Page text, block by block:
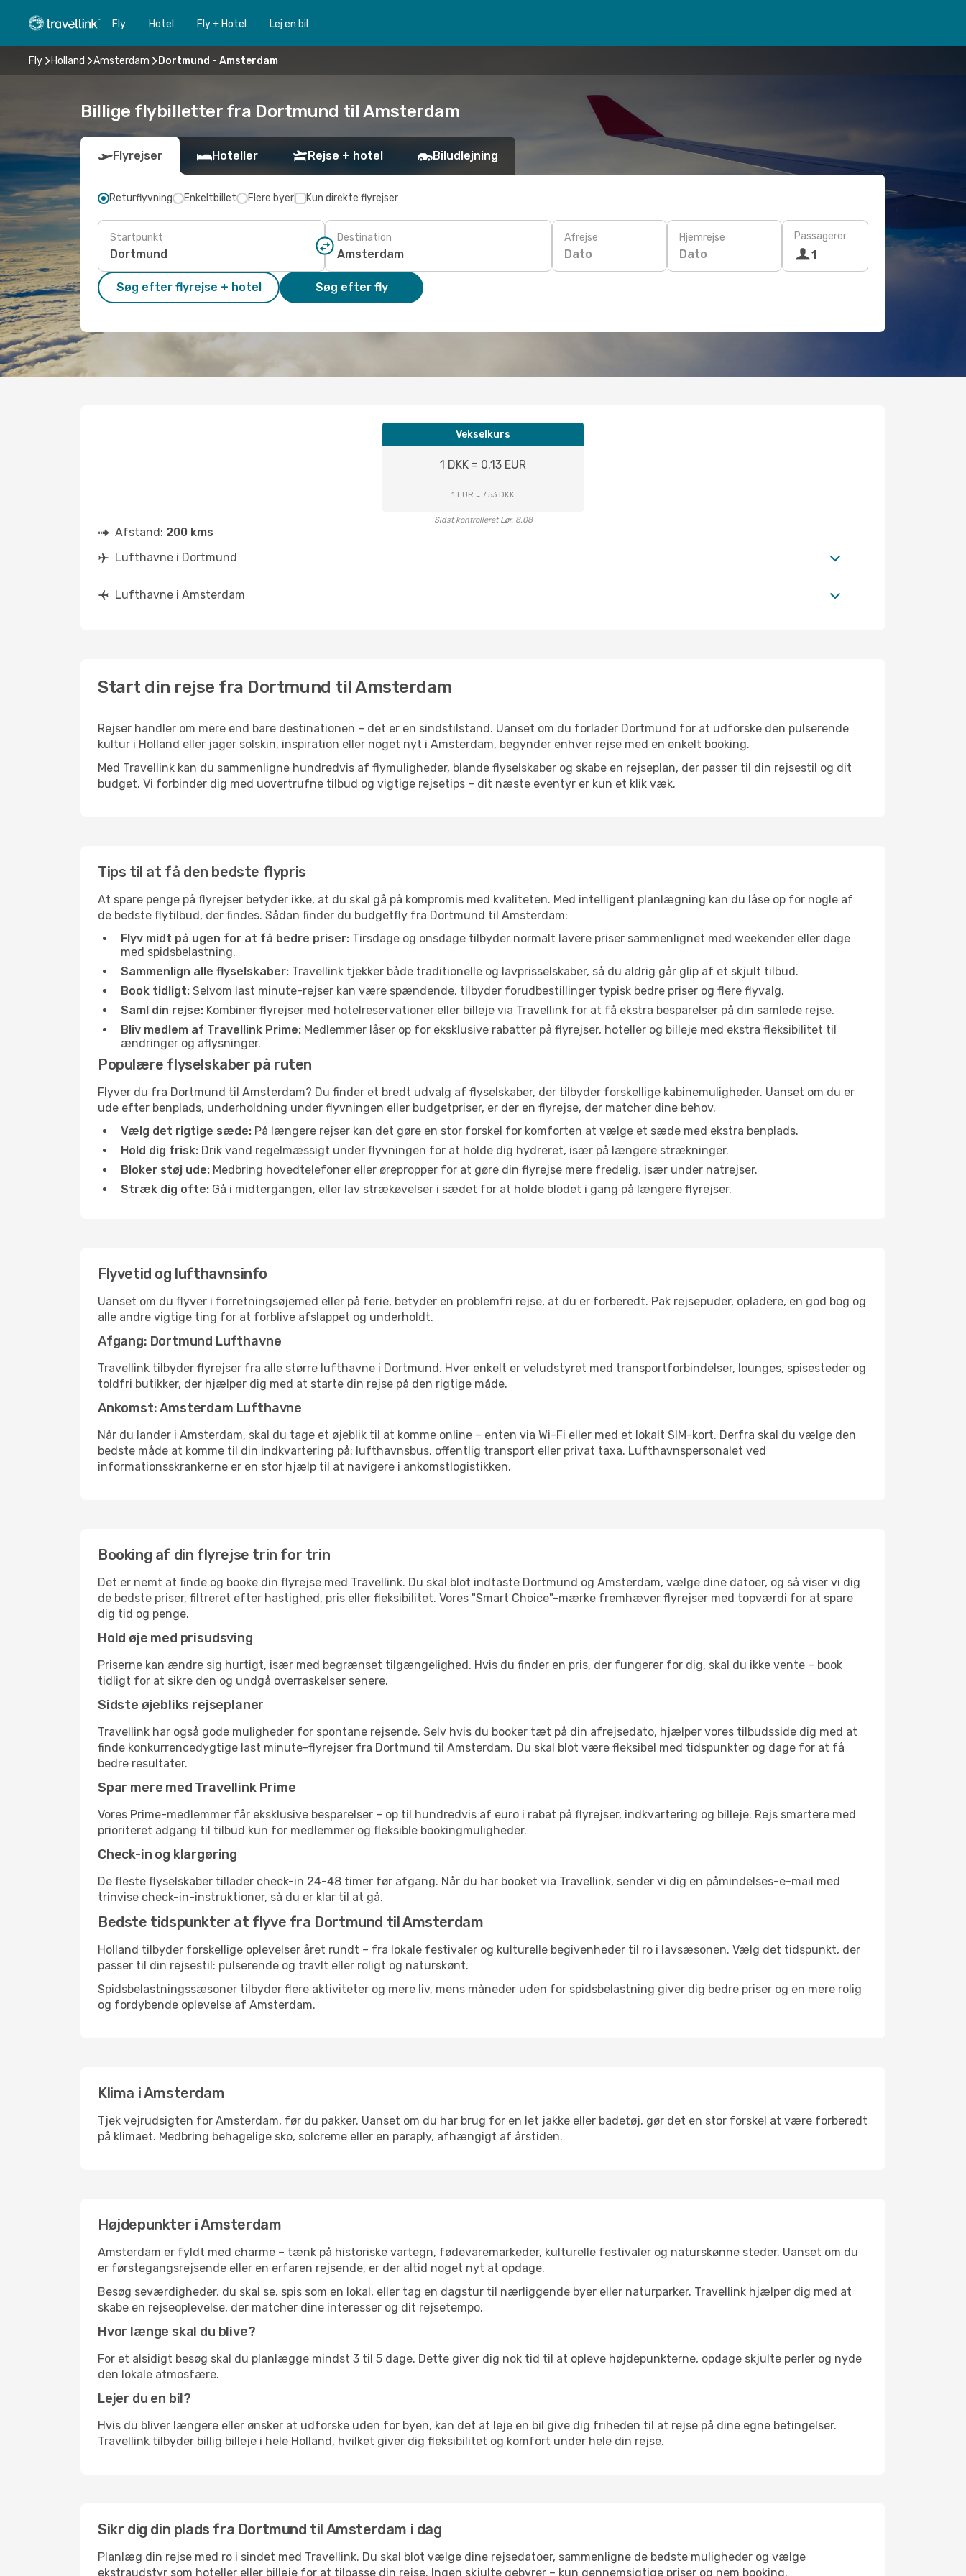
Fly Hotel Fly + Hotel Lej en bil
Fly Holland Amsterdam Dortmund - Amsterdam
Billige flybilletter fra Dortmund til Amsterdam
Flyrejser Hoteller Rejse + hotel Biludlejning
Returflyvning Enkeltbillet Flere byer Kun direkte flyrejser
Startpunkt Destination Afrejse
Dato
Hjemrejse
Dato
Passagerer
1
Søg efter flyrejse + hotel Søg efter fly
Vekselkurs
1 DKK = 0.13 EUR
1 EUR = 7.53 DKK
Sidst kontrolleret Lør. 8.08
Afstand: 200 kms
Lufthavne i Dortmund
Lufthavne i Amsterdam
Start din rejse fra Dortmund til Amsterdam
Rejser handler om mere end bare destinationen – det er en sindstilstand. Uanset om du forlader Dortmund for at udforske den pulserende
kultur i Holland eller jager solskin, inspiration eller noget nyt i Amsterdam, begynder enhver rejse med en enkelt booking.
Med Travellink kan du sammenligne hundredvis af flymuligheder, blande flyselskaber og skabe en rejseplan, der passer til din rejsestil og dit
budget. Vi forbinder dig med uovertrufne tilbud og vigtige rejsetips – dit næste eventyr er kun et klik væk.
Tips til at få den bedste flypris
At spare penge på flyrejser betyder ikke, at du skal gå på kompromis med kvaliteten. Med intelligent planlægning kan du låse op for nogle af
de bedste flytilbud, der findes. Sådan finder du budgetfly fra Dortmund til Amsterdam:
Flyv midt på ugen for at få bedre priser: Tirsdage og onsdage tilbyder normalt lavere priser sammenlignet med weekender eller dage
med spidsbelastning.
Sammenlign alle flyselskaber: Travellink tjekker både traditionelle og lavprisselskaber, så du aldrig går glip af et skjult tilbud.
Book tidligt: Selvom last minute-rejser kan være spændende, tilbyder forudbestillinger typisk bedre priser og flere flyvalg.
Saml din rejse: Kombiner flyrejser med hotelreservationer eller billeje via Travellink for at få ekstra besparelser på din samlede rejse.
Bliv medlem af Travellink Prime: Medlemmer låser op for eksklusive rabatter på flyrejser, hoteller og billeje med ekstra fleksibilitet til
ændringer og aflysninger.
Populære flyselskaber på ruten
Flyver du fra Dortmund til Amsterdam? Du finder et bredt udvalg af flyselskaber, der tilbyder forskellige kabinemuligheder. Uanset om du er
ude efter benplads, underholdning under flyvningen eller budgetpriser, er der en flyrejse, der matcher dine behov.
Vælg det rigtige sæde: På længere rejser kan det gøre en stor forskel for komforten at vælge et sæde med ekstra benplads.
Hold dig frisk: Drik vand regelmæssigt under flyvningen for at holde dig hydreret, især på længere strækninger.
Bloker støj ude: Medbring hovedtelefoner eller ørepropper for at gøre din flyrejse mere fredelig, især under natrejser.
Stræk dig ofte: Gå i midtergangen, eller lav strækøvelser i sædet for at holde blodet i gang på længere flyrejser.
Flyvetid og lufthavnsinfo
Uanset om du flyver i forretningsøjemed eller på ferie, betyder en problemfri rejse, at du er forberedt. Pak rejsepuder, opladere, en god bog og
alle andre vigtige ting for at forblive afslappet og underholdt.
Afgang: Dortmund Lufthavne
Travellink tilbyder flyrejser fra alle større lufthavne i Dortmund. Hver enkelt er veludstyret med transportforbindelser, lounges, spisesteder og
toldfri butikker, der hjælper dig med at starte din rejse på den rigtige måde.
Ankomst: Amsterdam Lufthavne
Når du lander i Amsterdam, skal du tage et øjeblik til at komme online – enten via Wi-Fi eller med et lokalt SIM-kort. Derfra skal du vælge den
bedste måde at komme til din indkvartering på: lufthavnsbus, offentlig transport eller privat taxa. Lufthavnspersonalet ved
informationsskrankerne er en stor hjælp til at navigere i ankomstlogistikken.
Booking af din flyrejse trin for trin
Det er nemt at finde og booke din flyrejse med Travellink. Du skal blot indtaste Dortmund og Amsterdam, vælge dine datoer, og så viser vi dig
de bedste priser, filtreret efter hastighed, pris eller fleksibilitet. Vores "Smart Choice"-mærke fremhæver flyrejser med topværdi for at spare
dig tid og penge.
Hold øje med prisudsving
Priserne kan ændre sig hurtigt, især med begrænset tilgængelighed. Hvis du finder en pris, der fungerer for dig, skal du ikke vente – book
tidligt for at sikre den og undgå overraskelser senere.
Sidste øjebliks rejseplaner
Travellink har også gode muligheder for spontane rejsende. Selv hvis du booker tæt på din afrejsedato, hjælper vores tilbudsside dig med at
finde konkurrencedygtige last minute-flyrejser fra Dortmund til Amsterdam. Du skal blot være fleksibel med tidspunkter og dage for at få
bedre resultater.
Spar mere med Travellink Prime
Vores Prime-medlemmer får eksklusive besparelser – op til hundredvis af euro i rabat på flyrejser, indkvartering og billeje. Rejs smartere med
prioriteret adgang til tilbud kun for medlemmer og fleksible bookingmuligheder.
Check-in og klargøring
De fleste flyselskaber tillader check-in 24-48 timer før afgang. Når du har booket via Travellink, sender vi dig en påmindelses-e-mail med
trinvise check-in-instruktioner, så du er klar til at gå.
Bedste tidspunkter at flyve fra Dortmund til Amsterdam
Holland tilbyder forskellige oplevelser året rundt – fra lokale festivaler og kulturelle begivenheder til ro i lavsæsonen. Vælg det tidspunkt, der
passer til din rejsestil: pulserende og travlt eller roligt og naturskønt.
Spidsbelastningssæsoner tilbyder flere aktiviteter og mere liv, mens måneder uden for spidsbelastning giver dig bedre priser og en mere rolig
og fordybende oplevelse af Amsterdam.
Klima i Amsterdam
Tjek vejrudsigten for Amsterdam, før du pakker. Uanset om du har brug for en let jakke eller badetøj, gør det en stor forskel at være forberedt
på klimaet. Medbring behagelige sko, solcreme eller en paraply, afhængigt af årstiden.
Højdepunkter i Amsterdam
Amsterdam er fyldt med charme – tænk på historiske vartegn, fødevaremarkeder, kulturelle festivaler og naturskønne steder. Uanset om du
er førstegangsrejsende eller en erfaren rejsende, er der altid noget nyt at opdage.
Besøg seværdigheder, du skal se, spis som en lokal, eller tag en dagstur til nærliggende byer eller naturparker. Travellink hjælper dig med at
skabe en rejseoplevelse, der matcher dine interesser og dit rejsetempo.
Hvor længe skal du blive?
For et alsidigt besøg skal du planlægge mindst 3 til 5 dage. Dette giver dig nok tid til at opleve højdepunkterne, opdage skjulte perler og nyde
den lokale atmosfære.
Lejer du en bil?
Hvis du bliver længere eller ønsker at udforske uden for byen, kan det at leje en bil give dig friheden til at rejse på dine egne betingelser.
Travellink tilbyder billig billeje i hele Holland, hvilket giver dig fleksibilitet og komfort under hele din rejse.
Sikr dig din plads fra Dortmund til Amsterdam i dag
Planlæg din rejse med ro i sindet med Travellink. Du skal blot vælge dine rejsedatoer, sammenligne de bedste muligheder og vælge
ekstraudstyr som hoteller eller billeje for at tilpasse din rejse. Ingen skjulte gebyrer – kun gennemsigtige priser og nem booking.